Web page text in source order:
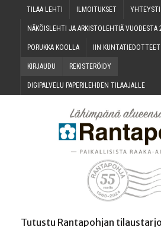
TILAA LEH­TI ILMOI­TUK­SET
NÄKÖIS­LEH­TI JA ARKIS­TO­LEH­TIÄ VUO­DES­TA
PORUK­KA KOOLLA IIN KUN­TA­TIE­DOT­TEET
KIR­JAU­DU REKIS­TE­RÖI­DY
DIGI­PAL­VE­LU PAPE­RI­LEH­DEN TILAAJALLE
Tutustu Rantapohjan